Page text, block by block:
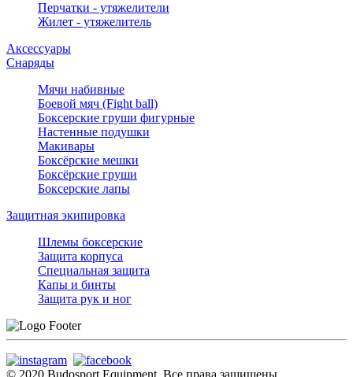
Перчатки - утяжелители
Жилет - утяжелитель
Аксессуары
Снаряды
Мячи набивные
Боевой мяч (Fight ball)
Боксерские груши фигурные
Настенные подушки
Макивары
Боксёрские мешки
Боксёрские груши
Боксерские лапы
Защитная экипировка
Шлемы боксерские
Защита корпуса
Специальная защита
Капы и бинты
Защита рук и ног